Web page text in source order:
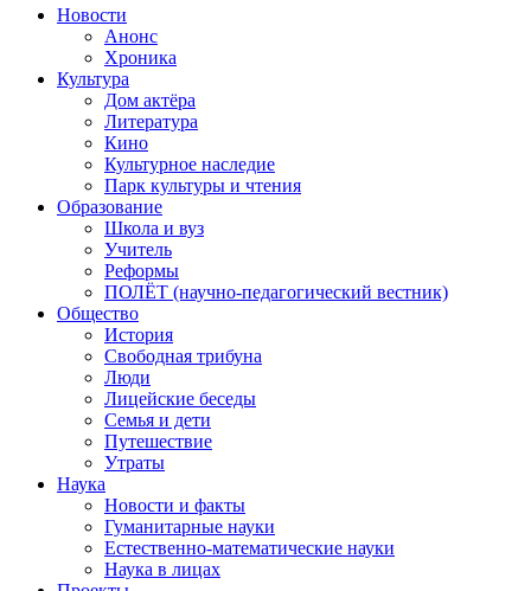
Новости
Анонс
Хроника
Культура
Дом актёра
Литература
Кино
Культурное наследие
Парк культуры и чтения
Образование
Школа и вуз
Учитель
Реформы
ПОЛЁТ (научно-педагогический вестник)
Общество
История
Свободная трибуна
Люди
Лицейские беседы
Семья и дети
Путешествие
Утраты
Наука
Новости и факты
Гуманитарные науки
Естественно-математические науки
Наука в лицах